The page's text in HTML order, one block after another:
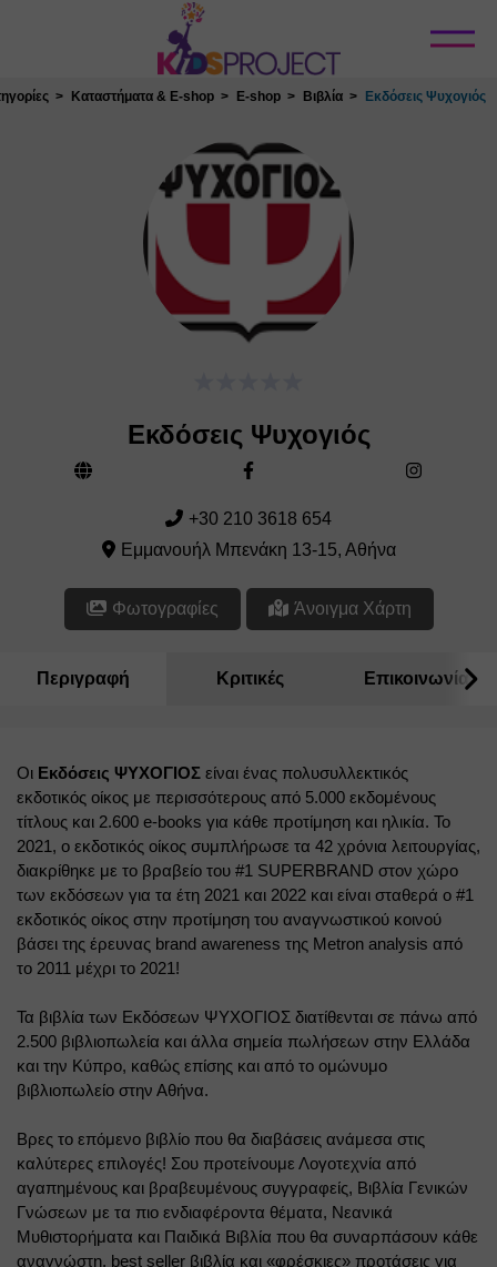
Κλείσιμο
Καταστήματα & E-shop E-shop Βιβλία Εκδόσεις Ψυχογιός
Εκδόσεις Ψυχογιός
+30 210 3618 654
Εμμανουήλ Μπενάκη 13-15, Αθήνα
Φωτογραφίες Άνοιγμα Χάρτη
Περιγραφή Κριτικές Επικοινωνία
Οι Εκδόσεις ΨΥΧΟΓΙΟΣ είναι ένας πολυσυλλεκτικός
εκδοτικός οίκος με περισσότερους από 5.000 εκδομένους
τίτλους και 2.600 e-books για κάθε προτίμηση και ηλικία. Το
2021, ο εκδοτικός οίκος συμπλήρωσε τα 42 χρόνια λειτουργίας,
διακρίθηκε με το βραβείο του #1 SUPERBRAND στον χώρο
των εκδόσεων για τα έτη 2021 και 2022 και είναι σταθερά ο #1
εκδοτικός οίκος στην προτίμηση του αναγνωστικού κοινού
βάσει της έρευνας brand awareness της Metron analysis από
το 2011 μέχρι το 2021!
Τα βιβλία των Εκδόσεων ΨΥΧΟΓΙΟΣ διατίθενται σε πάνω από
2.500 βιβλιοπωλεία και άλλα σημεία πωλήσεων στην Ελλάδα
και την Κύπρο, καθώς επίσης και από το ομώνυμο
βιβλιοπωλείο στην Αθήνα.
Βρες το επόμενο βιβλίο που θα διαβάσεις ανάμεσα στις
καλύτερες επιλογές! Σου προτείνουμε Λογοτεχνία από
αγαπημένους και βραβευμένους συγγραφείς, Βιβλία Γενικών
Γνώσεων με τα πιο ενδιαφέροντα θέματα, Νεανικά
Μυθιστορήματα και Παιδικά Βιβλία που θα συναρπάσουν κάθε
αναγνώστη, best seller βιβλία και «φρέσκιες» προτάσεις για